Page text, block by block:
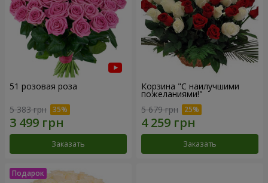
51 розовая роза
5 383 грн
Заказать
Корзина "С наилучшими
пожеланиями!"
5 679 грн
Заказать